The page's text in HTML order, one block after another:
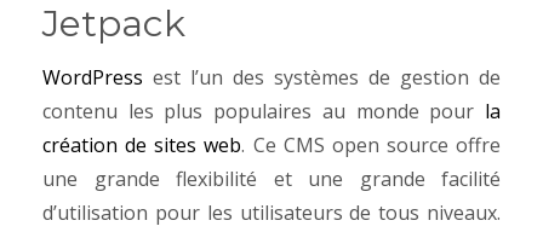
Jetpack
WordPress est l’un des systèmes de gestion de
contenu les plus populaires au monde pour la
création de sites web. Ce CMS open source offre
une grande flexibilité et une grande facilité
d’utilisation pour les utilisateurs de tous niveaux.